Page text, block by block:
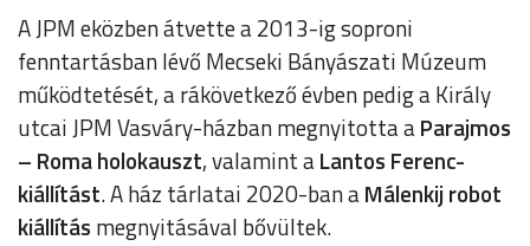
A JPM eközben átvette a 2013-ig soproni
fenntartásban lévő Mecseki Bányászati Múzeum
működtetését, a rákövetkező évben pedig a Király
utcai JPM Vasváry-házban megnyitotta aParajmos
– Roma holokauszt, valamint aLantos Ferenc-
kiállítást. A ház tárlatai 2020-ban aMálenkij robot
kiállítás megnyitásával bővültek.